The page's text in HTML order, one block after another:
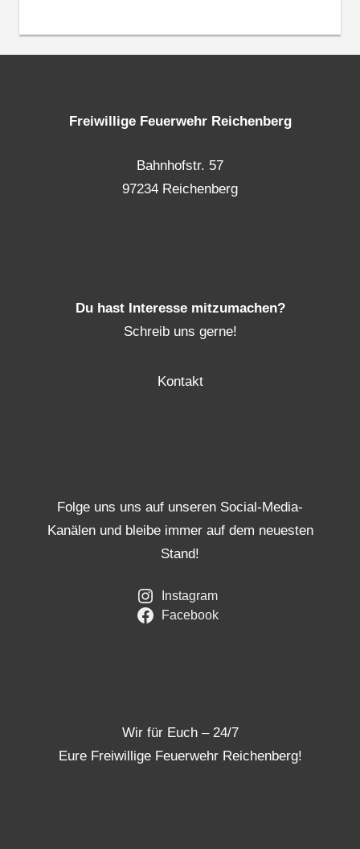
Freiwillige Feuerwehr Reichenberg
Bahnhofstr. 57
97234 Reichenberg
Du hast Interesse mitzumachen?
Schreib uns gerne!
Kontakt
Folge uns uns auf unseren Social-Media-
Kanälen und bleibe immer auf dem neuesten
Stand!
Instagram
Facebook
Wir für Euch – 24/7
Eure Freiwillige Feuerwehr Reichenberg!